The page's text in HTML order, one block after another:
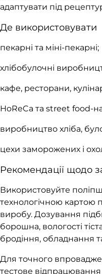
адаптувати під
Де використовувати
пекарні та міні-пекарні;
хлібобулочні
кафе, ресторани,
HoReCa та street food-
виробництво хліба,
цехи заморожених і
Рекомендації щодо
Використовуйте
технологічною картою
виробу. Дозування
борошна, вологості
бродіння, обладнання
Для точного
тестове